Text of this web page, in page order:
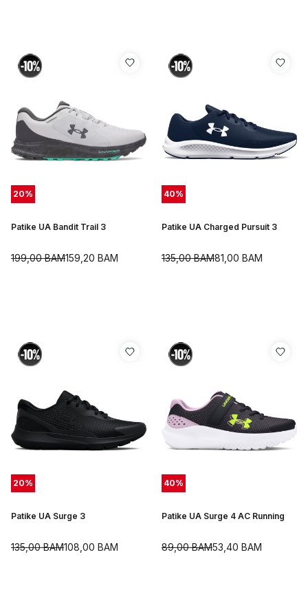
20%
Patike UA Bandit Trail 3
159,20 BAM
199,00BAM
40%
Patike UA Charged Pursuit 3
81,00 BAM
135,00BAM
20%
Patike UA Surge 3
108,00 BAM
135,00BAM
40%
Patike UA Surge 4 AC Running
53,40 BAM
89,00BAM